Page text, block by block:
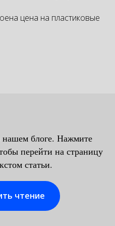
цена на пластиковые
нашем блоге. Нажмите
перейти на страницу
статьи.
чтение